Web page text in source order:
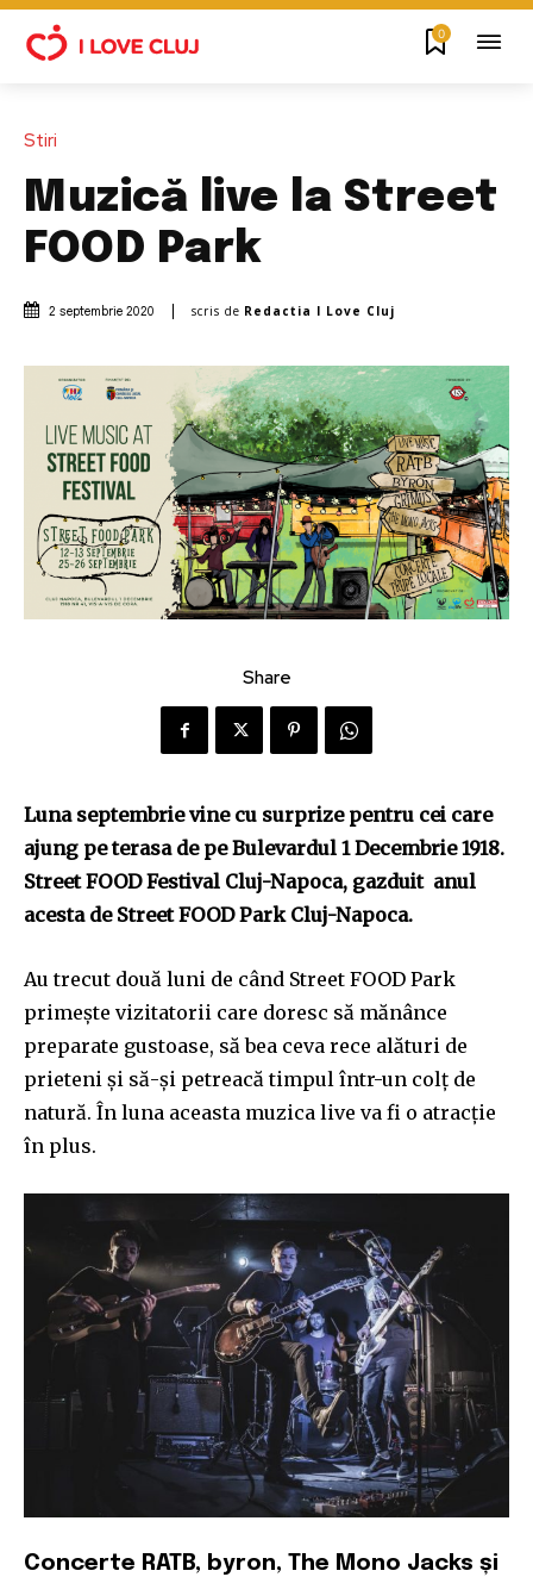
0
Stiri
Muzică live la Street
FOOD Park
2 septembrie 2020 scris de Redactia I Love Cluj
Share
Luna septembrie vine cu surprize pentru cei care
ajung pe terasa de pe Bulevardul 1 Decembrie 1918.
Street FOOD Festival Cluj-Napoca, gazduit anul
acesta de Street FOOD Park Cluj-Napoca.
Au trecut două luni de când Street FOOD Park
primește vizitatorii care doresc să mănânce
preparate gustoase, să bea ceva rece alături de
prieteni și să-și petreacă timpul într-un colț de
natură. În luna aceasta muzica live va fi o atracție
în plus.
Concerte RATB, byron, The Mono Jacks și